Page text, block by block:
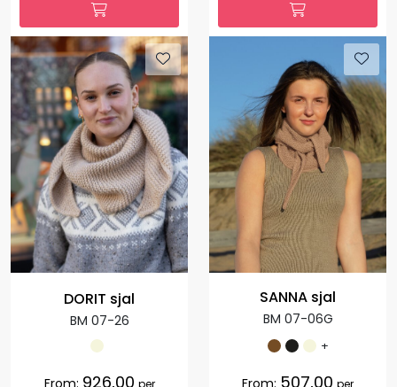
DORIT sjal
BM 07-26
From: 926,00 per
SANNA sjal
BM 07-06G
+
From: 507,00 per